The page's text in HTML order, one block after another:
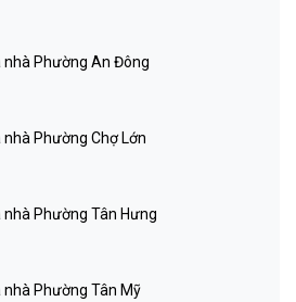
nhà Phường An Đông
nhà Phường Chợ Lớn
nhà Phường Tân Hưng
nhà Phường Tân Mỹ